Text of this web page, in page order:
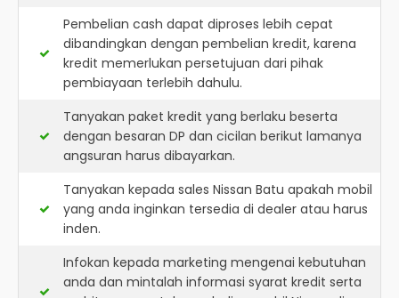
Pembelian cash dapat diproses lebih cepat
dibandingkan dengan pembelian kredit, karena
kredit memerlukan persetujuan dari pihak
pembiayaan terlebih dahulu.
Tanyakan paket kredit yang berlaku beserta
dengan besaran DP dan cicilan berikut lamanya
angsuran harus dibayarkan.
Tanyakan kepada sales Nissan Batu apakah mobil
yang anda inginkan tersedia di dealer atau harus
inden.
Infokan kepada marketing mengenai kebutuhan
anda dan mintalah informasi syarat kredit serta